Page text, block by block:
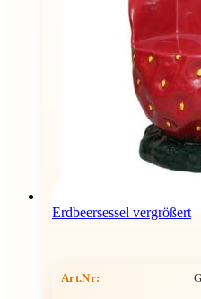
Erdbeersessel vergrößert
Art.Nr: